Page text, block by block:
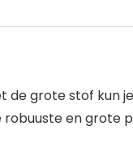
grote stof kun
en grote